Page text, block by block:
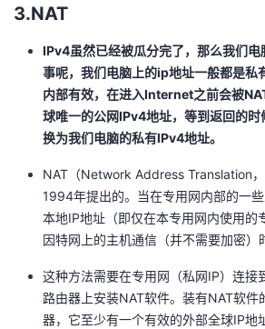
3.NAT
IPv4虽然已经被瓜分完了，那么我们
事呢，我们电脑上的ip地址一般都是私
内部有效，在进入Internet之前会被
球唯一的公网IPv4地址，等到返回的
换为我们电脑的私有IPv4地址。
NAT（Network Address Translation
1994年提出的。当在专用网内部的一
本地IP地址（即仅在本专用网内使用的
因特网上的主机通信（并不需要加密）
这种方法需要在专用网（私网IP）连接
路由器上安装NAT软件。装有NAT软件
器，它至少有一个有效的外部全球IP地